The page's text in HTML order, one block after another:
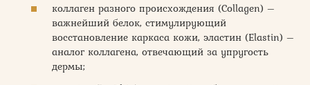
коллаген разного происхождения (Collagen) –
важнейший белок, стимулирующий
восстановление каркаса кожи, эластин (Elastin) –
аналог коллагена, отвечающий за упругость
дермы;